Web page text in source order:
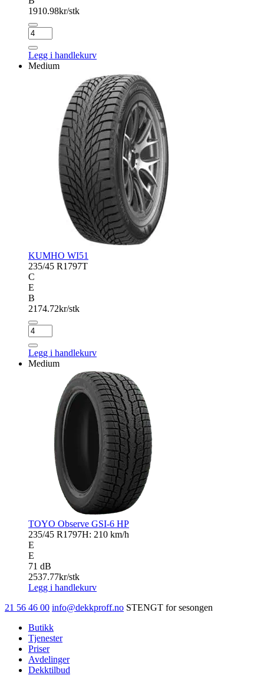
1910.98kr/stk
NEXEN
WG
ICE
3
Legg i handlekurv
Medium
KUMHO WI51
235/45 R1797T
C
E
B
2174.72kr/stk
KUMHO
WI51
antall
Legg i handlekurv
Medium
TOYO Observe GSI-6 HP
235/45 R1797H: 210 km/h
E
E
71 dB
2537.77kr/stk
Legg i handlekurv
21 56 46 00 info@dekkproff.no STENGT for sesongen
Butikk
Tjenester
Priser
Avdelinger
Dekktilbud